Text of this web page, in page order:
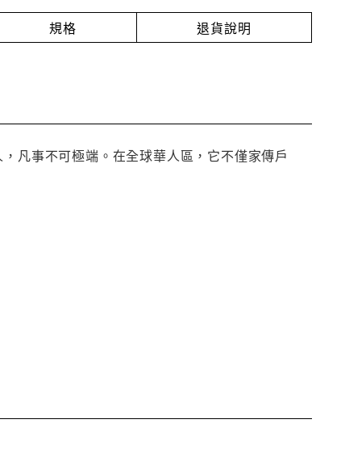
規格 退貨說明
凡事不可極端。在全球華人區，它不僅家傳戶